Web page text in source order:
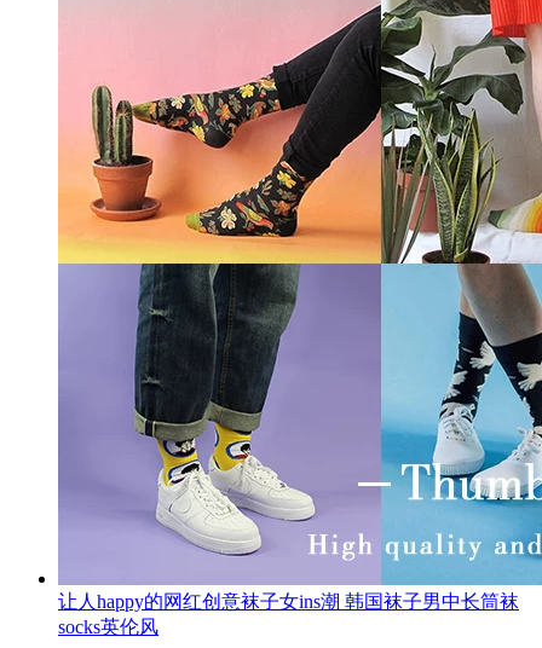
让人happy的网红创意袜子女ins潮 韩国袜子男中长筒袜
socks英伦风